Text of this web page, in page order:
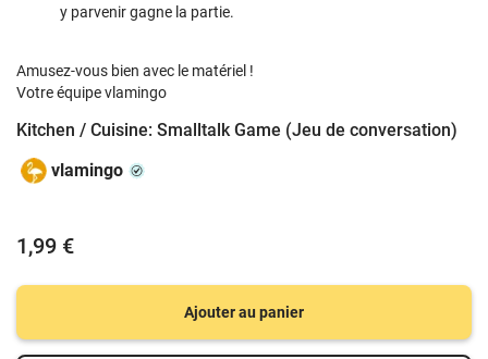
y parvenir gagne la partie.
Amusez-vous bien avec le matériel !
Votre équipe vlamingo
Kitchen / Cuisine: Smalltalk Game (Jeu de conversation)
vlamingo
1,99 €
Ajouter au panier